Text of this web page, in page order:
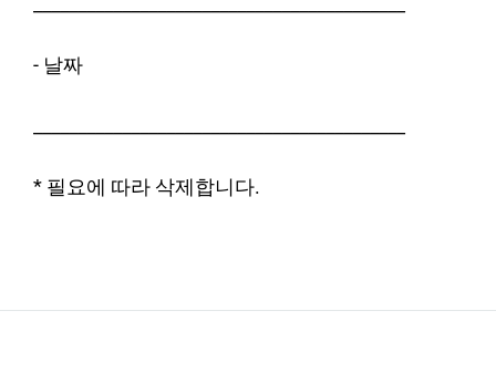
- 날짜
* 필요에 따라 삭제합니다.